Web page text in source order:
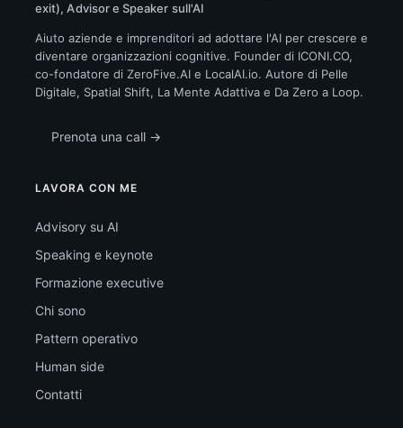
exit), Advisor e Speaker sull'AI
Aiuto aziende e imprenditori ad adottare l'AI per crescere e
diventare organizzazioni cognitive. Founder di ICONI.CO,
co-fondatore di ZeroFive.AI e LocalAI.io. Autore di Pelle
Digitale, Spatial Shift, La Mente Adattiva e Da Zero a Loop.
Prenota una call →
LAVORA CON ME
Advisory su AI
Speaking e keynote
Formazione executive
Chi sono
Pattern operativo
Human side
Contatti